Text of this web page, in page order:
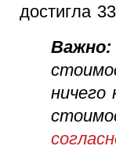
достигла
Важно:
ничего